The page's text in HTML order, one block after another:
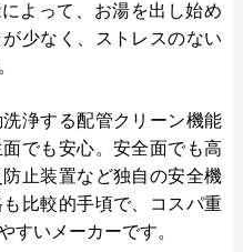
よって、お湯を出し始め
少なく、ストレスのない
浄する配管クリーン機能
でも安心。安全面でも高
止装置など独自の安全機
比較的手頃で、コスパ重
すいメーカーです。